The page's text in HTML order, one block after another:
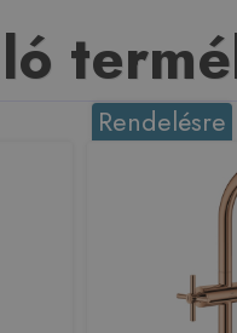
Rendelésre